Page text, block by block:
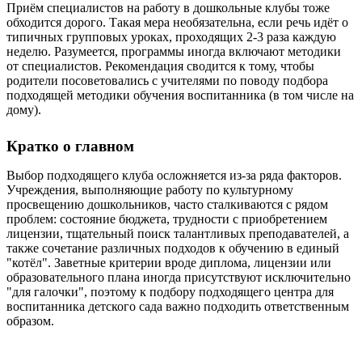
Приём специалистов на работу в дошкольные клубы тоже
обходится дорого. Такая мера необязательна, если речь идёт о
типичных групповых уроках, проходящих 2-3 раза каждую
неделю. Разумеется, программы иногда включают методики
от специалистов. Рекомендация сводится к тому, чтобы
родители посоветовались с учителями по поводу подбора
подходящей методики обучения воспитанника (в том числе на
дому).
Кратко о главном
Выбор подходящего клуба осложняется из-за ряда факторов.
Учреждения, выполняющие работу по культурному
просвещению дошкольников, часто сталкиваются с рядом
проблем: состояние бюджета, трудности с приобретением
лицензии, тщательный поиск талантливых преподавателей, а
также сочетание различных подходов к обучению в единый
"котёл". Заветные критерии вроде диплома, лицензии или
образовательного плана иногда присутствуют исключительно
"для галочки", поэтому к подбору подходящего центра для
воспитанника детского сада важно подходить ответственным
образом.